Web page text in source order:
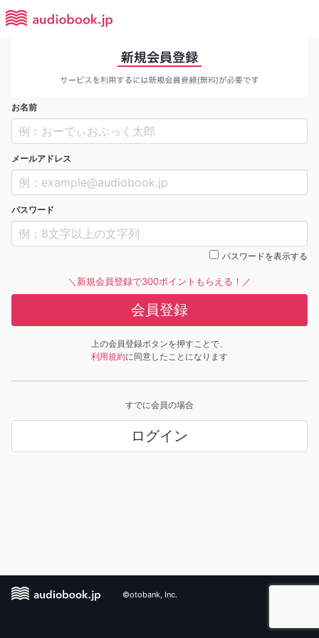
お名前
メールアドレス
パスワード
パスワードを表示する
＼新規会員登録で300ポイントもらえる！／
会員登録
上の会員登録ボタンを押すことで、
利用規約に同意したことになります
すでに会員の場合
ログイン
©otobank, Inc.